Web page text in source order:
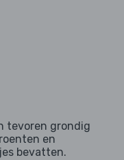
tevoren grondig
en
bevatten.